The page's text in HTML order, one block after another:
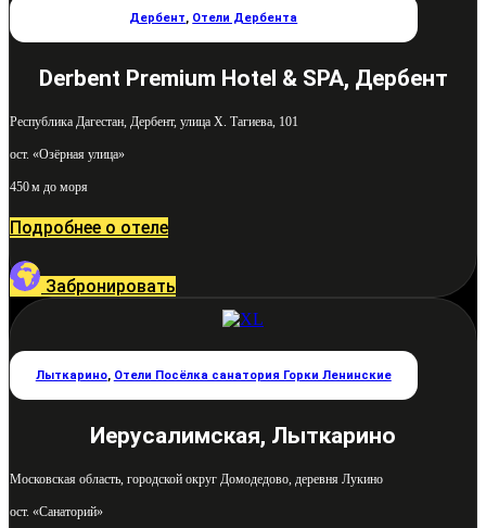
Дербент, Отели Дербента
Derbent Premium Hotel & SPA, Дербент
Республика Дагестан, Дербент, улица Х. Тагиева, 101
ост. «Озёрная улица»
450 м до моря
Подробнее о отеле
Забронировать
Лыткарино, Отели Посёлка санатория Горки Ленинские
Иерусалимская, Лыткарино
Московская область, городской округ Домодедово, деревня Лукино
ост. «Санаторий»